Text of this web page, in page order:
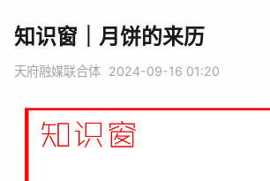
​知识窗｜月饼的来历
天府融媒联合体 2024-09-16 01:20